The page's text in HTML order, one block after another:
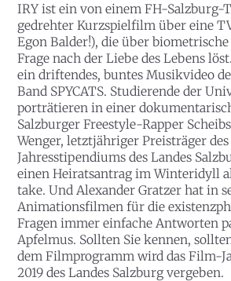
IRY ist ein von einem FH-Salzburg-
gedrehter Kurzspielfilm über eine
Egon Balder!), die über
Frage nach der Liebe des Lebens
ein driftendes, buntes Musikvideo
Band SPYCATS. Studierende der
porträtieren in einer
Salzburger Freestyle-Rapper
Wenger, letztjähriger Preisträger des
Jahresstipendiums des Landes
einen Heiratsantrag im Winteridyll
take. Und Alexander Gratzer hat in
Animationsfilmen für die
Fragen immer einfache Antworten
Apfelmus. Sollten Sie kennen,
dem Filmprogramm wird das Film-
2019 des Landes Salzburg vergeben.